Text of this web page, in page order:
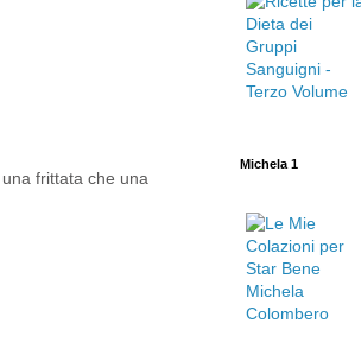
frittata che una
Michela 1